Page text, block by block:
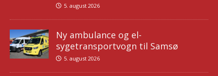
5. august 2026
Ny ambulance og el-
sygetransportvogn til Samsø
5. august 2026